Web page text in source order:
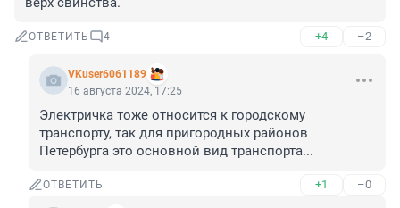
ОТВЕТИТЬ 4 +4 –2
VKuser6061189
16 августа 2024, 17:25
Электричка тоже относится к городскому
транспорту, так для пригородных районов
Петербурга это основной вид транспорта...
ОТВЕТИТЬ +1 –0